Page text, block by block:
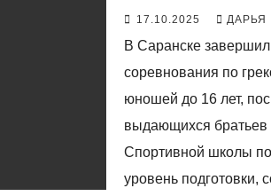
медалями
17.10.2025 ДАРЬЯ
В Саранске
соревнования по
юношей до 16 лет,
выдающихся
Спортивной школы
уровень подготовки,